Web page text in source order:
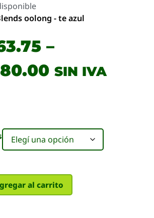
oolong - te azul
–
SIN IVA
al carrito